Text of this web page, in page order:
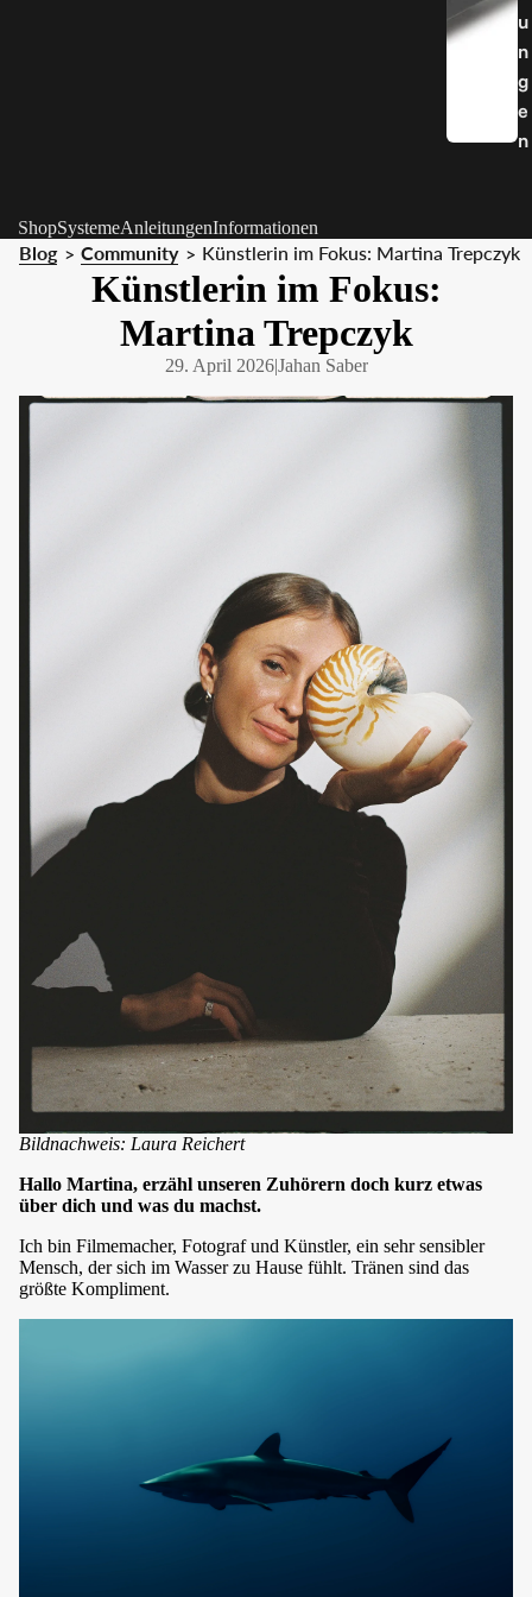
u
n
g
e
n
ShopSystemeAnleitungenInformationen
Blog > Community > Künstlerin im Fokus: Martina Trepczyk
Künstlerin im Fokus:
Martina Trepczyk
29. April 2026|Jahan Saber
Bildnachweis: Laura Reichert
Hallo Martina, erzähl unseren Zuhörern doch kurz etwas
über dich und was du machst.
Ich bin Filmemacher, Fotograf und Künstler, ein sehr sensibler
Mensch, der sich im Wasser zu Hause fühlt. Tränen sind das
größte Kompliment.